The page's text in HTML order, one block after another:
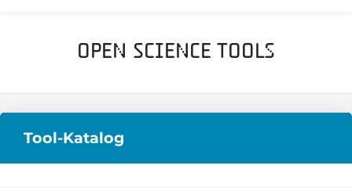
Open Science Tools
Tool-Katalog